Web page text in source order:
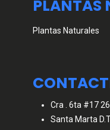
PLANTAS
Plantas Naturales
Cra . 6ta #17
Santa Marta